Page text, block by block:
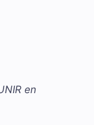
en